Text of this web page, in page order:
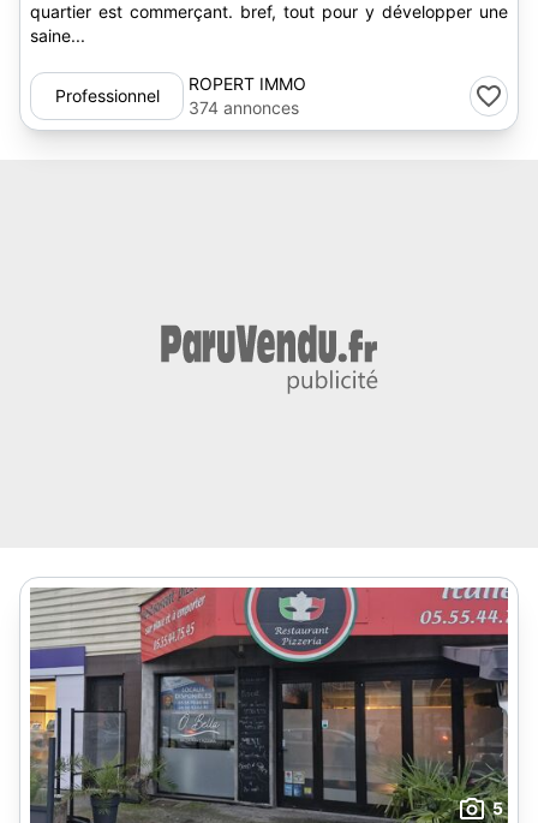
quartier est commerçant. bref, tout pour y développer une
saine...
Professionnel
ROPERT IMMO
374 annonces
5